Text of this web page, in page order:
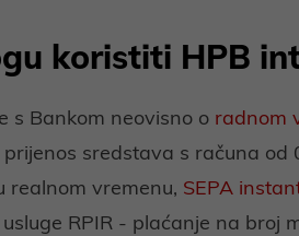
koristiti HPB
s Bankom neovisno o radnom
sredstava s računa
realnom vremenu, SEPA
RPIR - plaćanje na broj